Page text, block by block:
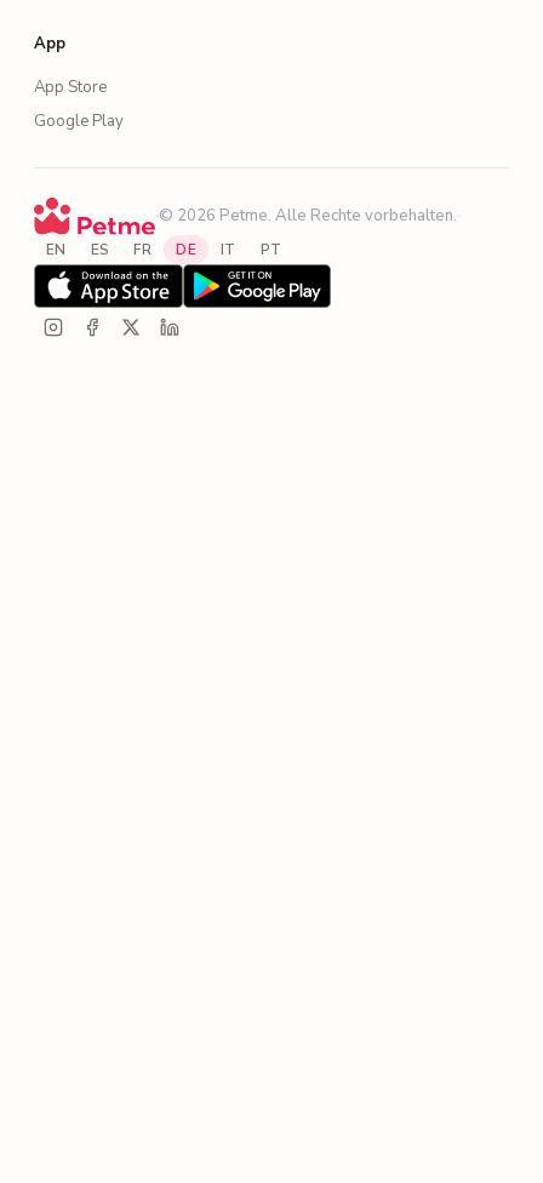
App
App Store
Google Play
·© 2026 Petme. Alle Rechte vorbehalten.·
EN ES FR DE IT PT